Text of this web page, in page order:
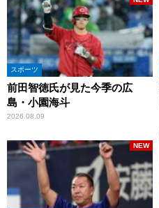
スポーツ
前田智徳氏が見た今季の広
島・小園海斗
2026.08.09
NEW